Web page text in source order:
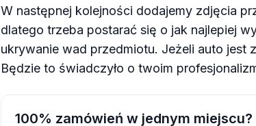
W następnej kolejności dodajemy zdjęcia
dlatego trzeba postarać się o jak najlepiej
ukrywanie wad przedmiotu. Jeżeli auto jest
Będzie to świadczyło o twoim
100% zamówień w jednym miejscu?